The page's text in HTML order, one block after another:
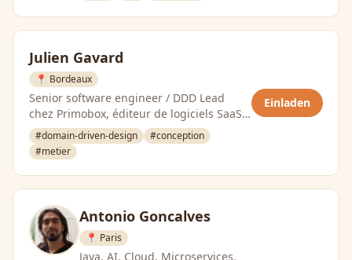
Julien Gavard
📍 Bordeaux
Senior software engineer / DDD Lead
chez Primobox, éditeur de logiciels SaaS
de dématérialisation des processus RH.
#domain-driven-design
#conception
#metier
Einladen
Antonio Goncalves
📍 Paris
Java, AI, Cloud, Microservices,